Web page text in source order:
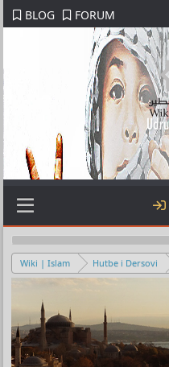
BLOG FORUM
Wiki | Islam Hutbe i Dersovi